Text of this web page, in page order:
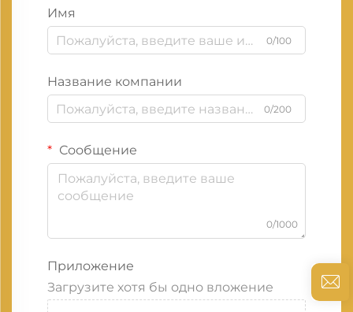
Имя
0/100
Название компании
0/200
Сообщение
0/1000
Приложение
Загрузите хотя бы одно вложение